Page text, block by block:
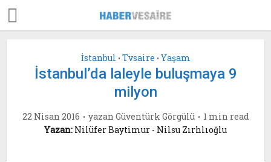
İstanbul • Tvsaire • Yaşam
İstanbul’da laleyle buluşmaya 9
milyon
22 Nisan 2016 yazan Güventürk Görgülü
1 min read
Yazan: Nilüfer Baytimur - Nilsu Zırhlıoğlu